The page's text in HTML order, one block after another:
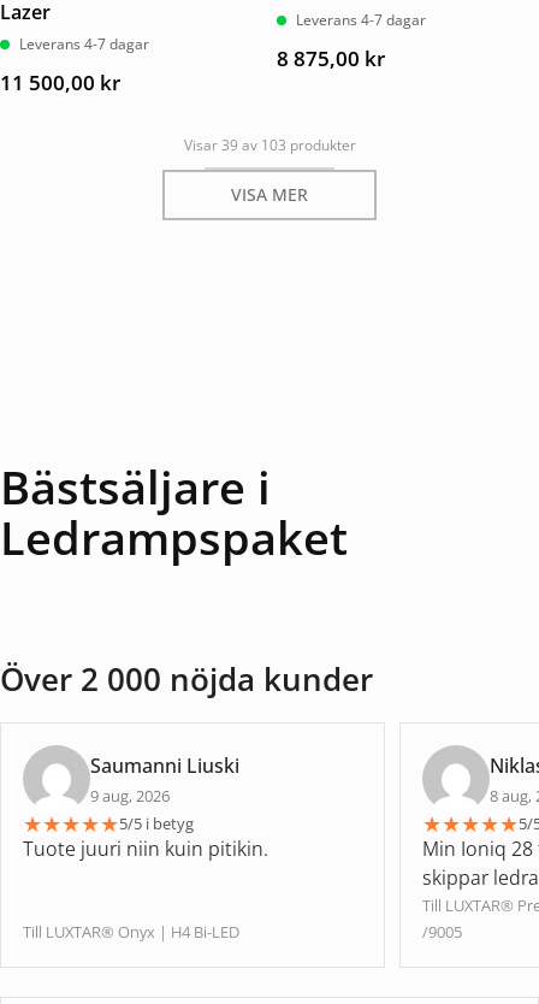
Lazer
Leverans 4-7 dagar
11 500,00 kr
Leverans 4-7 dagar
8 875,00 kr
Visar 39 av 103 produkter
VISA MER
Bästsäljare i
Ledrampspaket
Över 2 000 nöjda kunder
Saumanni Liuski
9 aug, 2026
★★★★★5/5 i betyg
Tuote juuri niin kuin pitikin.
Till LUXTAR® Onyx | H4 Bi-LED
8 aug,
★★★★★5/
Min Ioniq
skippar
Till LUXTAR®
/9005